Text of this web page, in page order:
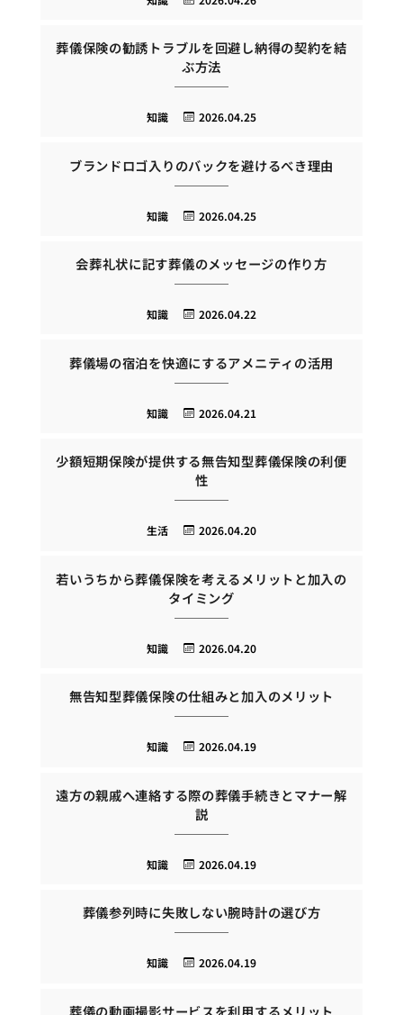
葬儀保険の勧誘トラブルを回避し納得の契約を結
ぶ方法
2026.04.25
知識
ブランドロゴ入りのバックを避けるべき理由
2026.04.25
知識
会葬礼状に記す葬儀のメッセージの作り方
2026.04.22
知識
葬儀場の宿泊を快適にするアメニティの活用
2026.04.21
知識
少額短期保険が提供する無告知型葬儀保険の利便
性
2026.04.20
生活
若いうちから葬儀保険を考えるメリットと加入の
タイミング
2026.04.20
知識
無告知型葬儀保険の仕組みと加入のメリット
2026.04.19
知識
遠方の親戚へ連絡する際の葬儀手続きとマナー解
説
2026.04.19
知識
葬儀参列時に失敗しない腕時計の選び方
2026.04.19
知識
葬儀の動画撮影サービスを利用するメリット